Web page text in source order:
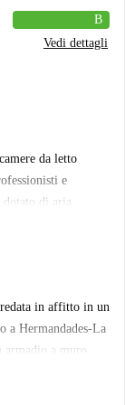
B
Vedi dettagli
da letto
e
dotato di aria
e cucina
come El
negozi essenziali
un'importante
in affitto in un
a Hermandades-La
a muro,
grande finestra.